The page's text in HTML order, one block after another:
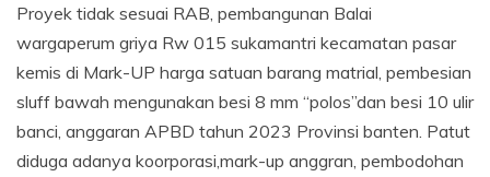
Proyek tidak sesuai RAB, pembangunan Balai
wargaperum griya Rw 015 sukamantri kecamatan pasar
kemis di Mark-UP harga satuan barang matrial, pembesian
sluff bawah mengunakan besi 8 mm “polos”dan besi 10 ulir
banci, anggaran APBD tahun 2023 Provinsi banten. Patut
diduga adanya koorporasi,mark-up anggran, pembodohan